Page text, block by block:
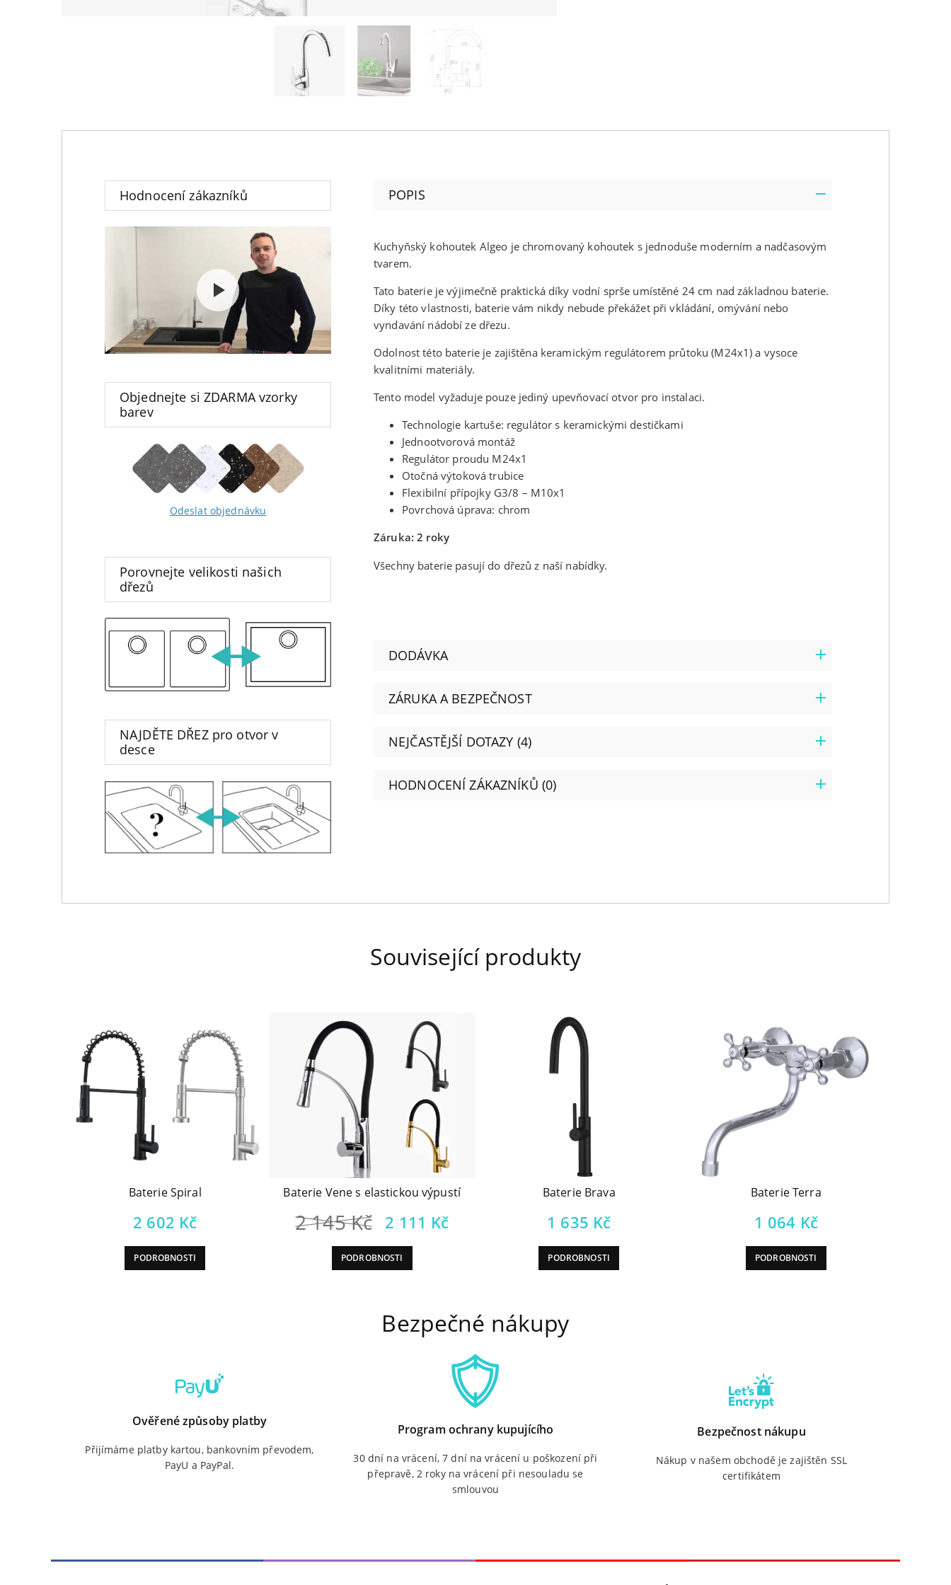
Hodnocení zákazníků
Objednejte si ZDARMA vzorky
barev
Odeslat objednávku
Porovnejte velikosti našich
dřezů
NAJDĚTE DŘEZ pro otvor v
desce
POPIS
Kuchyňský kohoutek Algeo je chromovaný kohoutek s jednoduše moderním a nadčasovým
tvarem.
Tato baterie je výjimečně praktická díky vodní sprše umístěné 24 cm nad základnou baterie.
Díky této vlastnosti, baterie vám nikdy nebude překážet při vkládání, omývání nebo
vyndavání nádobí ze dřezu.
Odolnost této baterie je zajištěna keramickým regulátorem průtoku (M24x1) a vysoce
kvalitními materiály.
Tento model vyžaduje pouze jediný upevňovací otvor pro instalaci.
Technologie kartuše: regulátor s keramickými destičkami
Jednootvorová montáž
Regulátor proudu M24x1
Otočná výtoková trubice
Flexibilní přípojky G3/8 – M10x1
Povrchová úprava: chrom
Záruka: 2 roky
Všechny baterie pasují do dřezů z naší nabídky.
DODÁVKA
ZÁRUKA A BEZPEČNOST
NEJČASTĚJŠÍ DOTAZY (4)
HODNOCENÍ ZÁKAZNÍKŮ (0)
Související produkty
Baterie Spiral
2 602 Kč
PODROBNOSTI
Baterie Vene s elastickou výpustí
2 145Kč 2 111 Kč
PODROBNOSTI
Baterie Brava
1 635 Kč
PODROBNOSTI
Baterie Terra
1 064 Kč
PODROBNOSTI
Bezpečné nákupy
Ověřené způsoby platby
Přijímáme platby kartou, bankovním převodem,
PayU a PayPal.
Program ochrany kupujícího
30 dní na vrácení, 7 dní na vrácení u poškození při
přepravě, 2 roky na vrácení při nesouladu se
smlouvou
Bezpečnost nákupu
Nákup v našem obchodě je zajištěn SSL
certifikátem